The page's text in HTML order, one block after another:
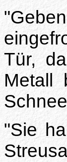
Tür,
Metall
"Sie